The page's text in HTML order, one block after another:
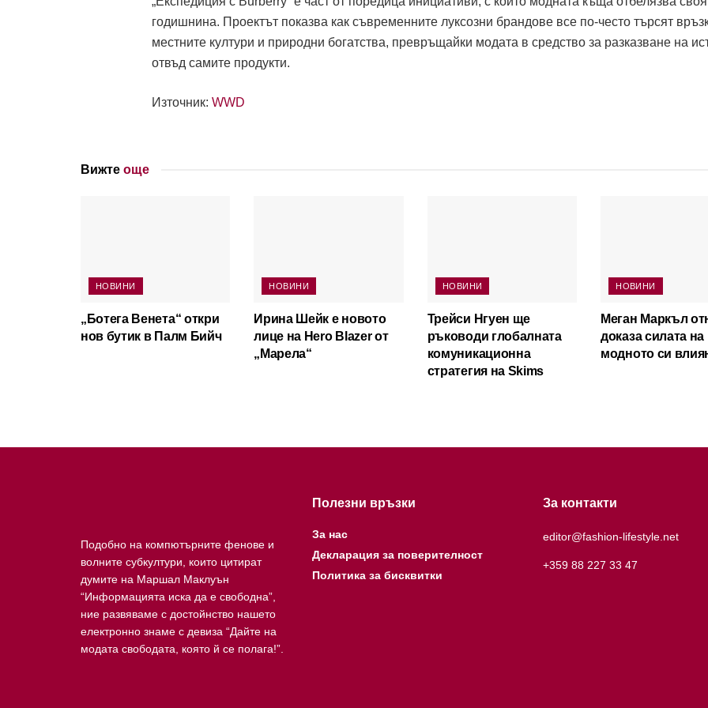
годишнина. Проектът показва как съвременните луксозни брандове все по-често търсят
местните култури и природни богатства, превръщайки модата в средство за разказване на
отвъд самите продукти.
Източник: WWD
Вижте още
НОВИНИ
„Ботега Венета“ откри
нов бутик в Палм Бийч
НОВИНИ
Ирина Шейк е новото
лице на Hero Blazer от
„Марела“
НОВИНИ
Трейси Нгуен ще
ръководи глобалната
комуникационна
стратегия на Skims
НОВИНИ
Меган Маркъл
доказа силата на
модното си
Подобно на компютърните фенове и
волните субкултури, които цитират
думите на Маршал Маклуън
“Информацията иска да е свободна”,
ние развяваме с достойнство нашето
електронно знаме с девиза “Дайте на
модата свободата, която й се полага!”.
Полезни връзки
За нас
Декларация за поверителност
Политика за бисквитки
За контакти
editor@fashion-lifestyle.net
+359 88 227 33 47